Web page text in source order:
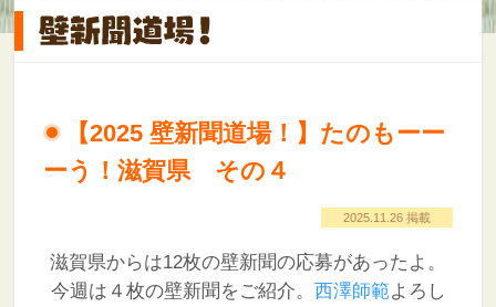
【2025 壁新聞道場！】たのもーー
ーう！滋賀県 その４
2025.11.26 掲載
滋賀県からは12枚の壁新聞の応募があったよ。
今週は４枚の壁新聞をご紹介。 西澤師範よろし